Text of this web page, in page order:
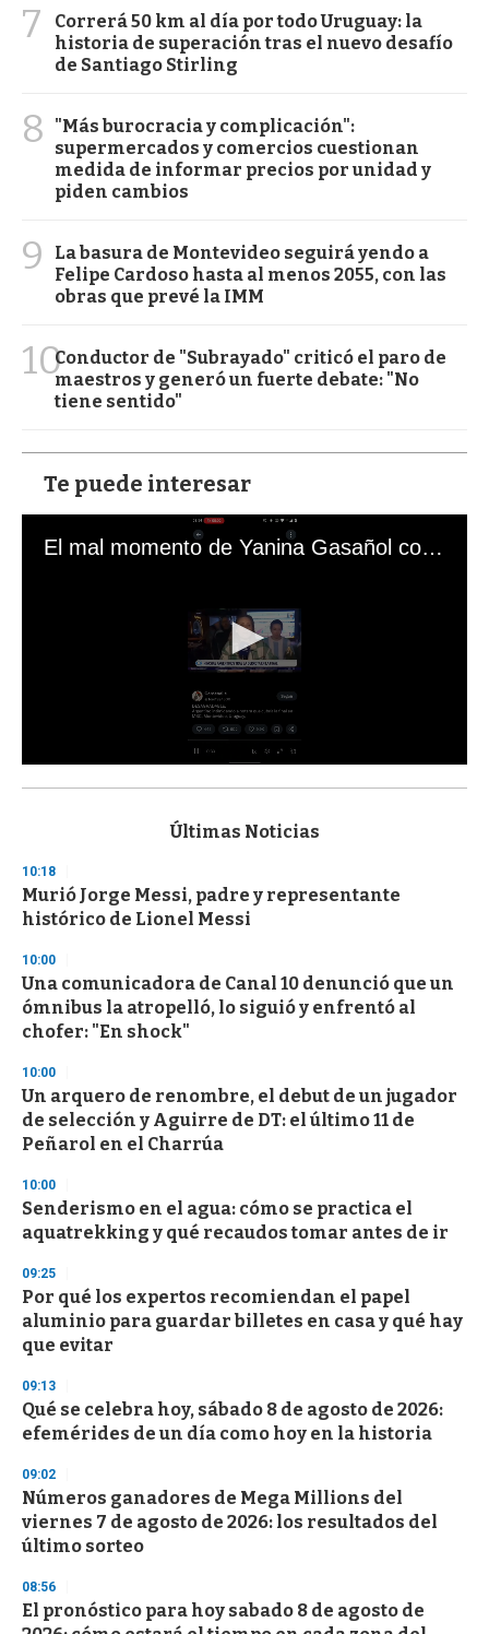
7
Correrá 50 km al día por todo Uruguay: la
historia de superación tras el nuevo desafío
de Santiago Stirling
8
"Más burocracia y complicación":
supermercados y comercios cuestionan
medida de informar precios por unidad y
piden cambios
9
La basura de Montevideo seguirá yendo a
Felipe Cardoso hasta al menos 2055, con las
obras que prevé la IMM
10Conductor de "Subrayado" criticó el paro de
maestros y generó un fuerte debate: "No
tiene sentido"
Te puede interesar
El mal momento de Yanina Gasañol con un hincha argentino en "Subrayado"
s
d
s
o
f
3
s
e
c
o
d
s
Últimas Noticias
10:18
Murió Jorge Messi, padre y representante
histórico de Lionel Messi
10:00
Una comunicadora de Canal 10 denunció que un
ómnibus la atropelló, lo siguió y enfrentó al
chofer: "En shock"
10:00
Un arquero de renombre, el debut de un jugador
de selección y Aguirre de DT: el último 11 de
Peñarol en el Charrúa
10:00
Senderismo en el agua: cómo se practica el
aquatrekking y qué recaudos tomar antes de ir
09:25
Por qué los expertos recomiendan el papel
aluminio para guardar billetes en casa y qué hay
que evitar
09:13
Qué se celebra hoy, sábado 8 de agosto de 2026:
efemérides de un día como hoy en la historia
09:02
Números ganadores de Mega Millions del
viernes 7 de agosto de 2026: los resultados del
último sorteo
08:56
El pronóstico para hoy sabado 8 de agosto de